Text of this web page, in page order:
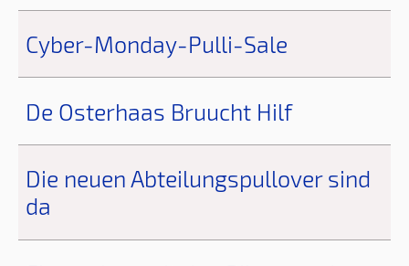
Cyber-Monday-Pulli-Sale
De Osterhaas Bruucht Hilf
Die neuen Abteilungspullover sind
da